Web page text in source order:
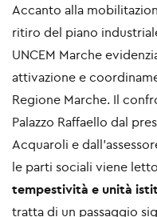
Accanto alla
ritiro del piano
UNCEM Marche
attivazione e
Regione Marche. Il
Palazzo Raffaello dal
Acquaroli e
le parti sociali viene
tempestività e unità
tratta di un passaggio